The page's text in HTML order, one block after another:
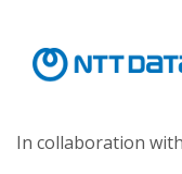
In collaboration